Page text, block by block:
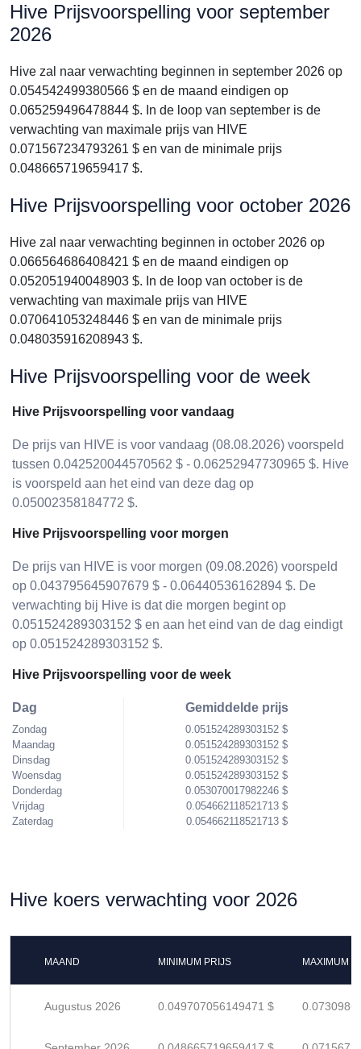
Hive Prijsvoorspelling voor september
2026
Hive zal naar verwachting beginnen in september 2026 op
0.054542499380566 $ en de maand eindigen op
0.065259496478844 $. In de loop van september is de
verwachting van maximale prijs van HIVE
0.071567234793261 $ en van de minimale prijs
0.048665719659417 $.
Hive Prijsvoorspelling voor october 2026
Hive zal naar verwachting beginnen in october 2026 op
0.066564686408421 $ en de maand eindigen op
0.052051940048903 $. In de loop van october is de
verwachting van maximale prijs van HIVE
0.070641053248446 $ en van de minimale prijs
0.048035916208943 $.
Hive Prijsvoorspelling voor de week
Hive Prijsvoorspelling voor vandaag
De prijs van HIVE is voor vandaag (08.08.2026) voorspeld
tussen 0.042520044570562 $ - 0.06252947730965 $. Hive
is voorspeld aan het eind van deze dag op
0.05002358184772 $.
Hive Prijsvoorspelling voor morgen
De prijs van HIVE is voor morgen (09.08.2026) voorspeld
op 0.043795645907679 $ - 0.06440536162894 $. De
verwachting bij Hive is dat die morgen begint op
0.051524289303152 $ en aan het eind van de dag eindigt
op 0.051524289303152 $.
Hive Prijsvoorspelling voor de week
Dag
Zondag
Maandag
Dinsdag
Woensdag
Donderdag
Vrijdag
Zaterdag
Gemiddelde prijs
0.051524289303152 $
0.051524289303152 $
0.051524289303152 $
0.051524289303152 $
0.053070017982246 $
0.054662118521713 $
0.054662118521713 $
Hive koers verwachting voor 2026
MAAND MINIMUM PRIJS MAXIMUM
Augustus 2026 0.049707056149471 $